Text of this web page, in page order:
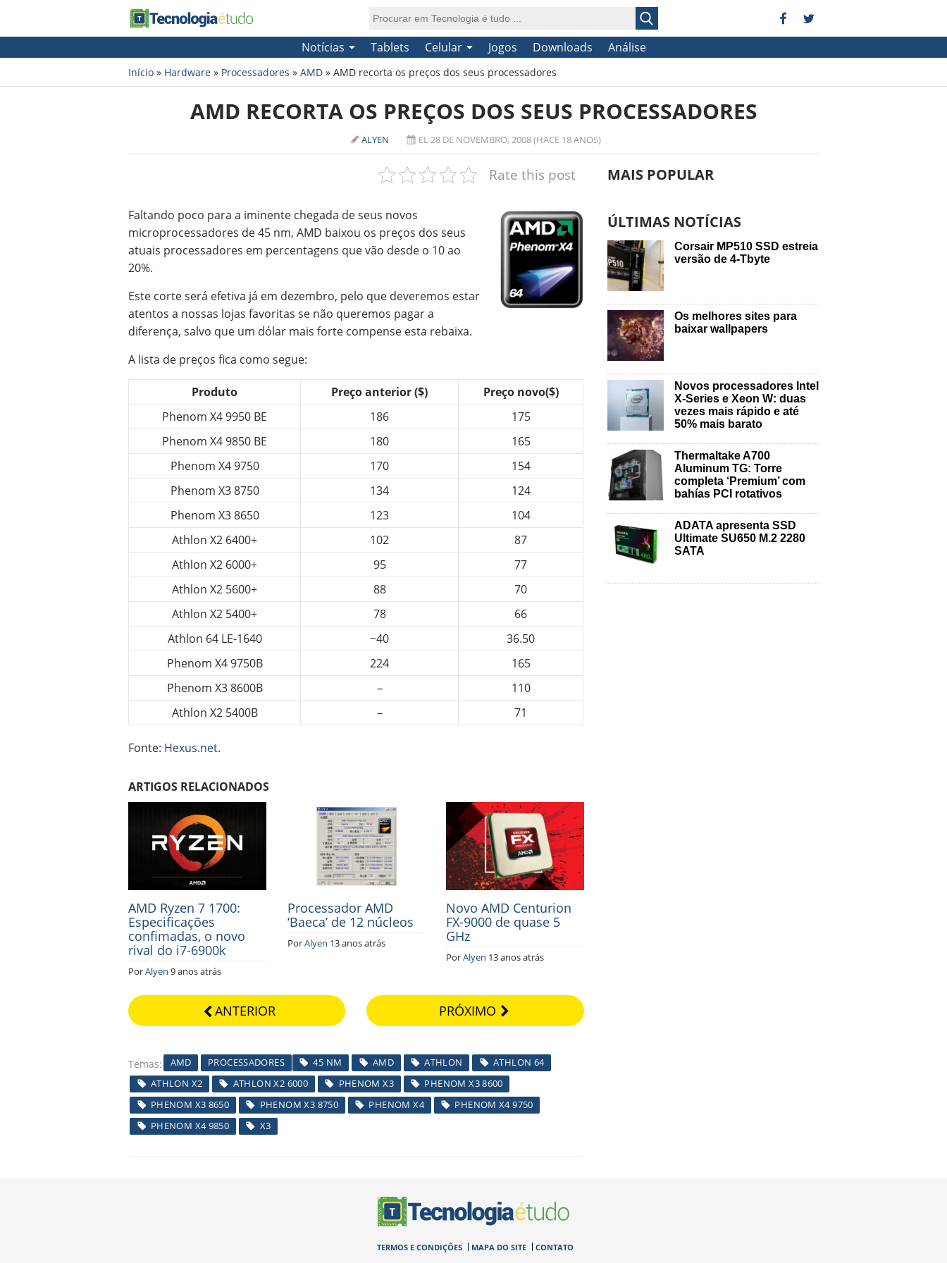
Notícias Tablets Celular Jogos Downloads Análise
Início » Hardware » Processadores » AMD » AMD recorta os preços dos seus processadores
AMD RECORTA OS PREÇOS DOS SEUS PROCESSADORES
ALYEN EL 28 DE NOVEMBRO, 2008 (HACE 18 ANOS)
Rate this post
Faltando poco para a iminente chegada de seus novos
microprocessadores de 45 nm, AMD baixou os preços dos seus
atuais processadores em percentagens que vão desde o 10 ao
20%.
Este corte será efetiva já em dezembro, pelo que deveremos estar
atentos a nossas lojas favoritas se não queremos pagar a
diferença, salvo que um dólar mais forte compense esta rebaixa.
A lista de preços fica como segue:
Produto Preço anterior ($)
Preço novo($)
Phenom X4 9950 BE
186
175
Phenom X4 9850 BE
180
165
Phenom X4 9750
170
154
Phenom X3 8750
134
124
Phenom X3 8650
123
104
Athlon X2 6400+
102
87
Athlon X2 6000+
95
77
Athlon X2 5600+
88
70
Athlon X2 5400+
78
66
Athlon 64 LE-1640
~40
36.50
Phenom X4 9750B
224
165
Phenom X3 8600B
–
110
Athlon X2 5400B
– 71
Fonte: Hexus.net.
ARTIGOS RELACIONADOS
AMD Ryzen 7 1700:
Especificações
confimadas, o novo
rival do i7-6900k
PorAlyen 9 anos atrás
Processador AMD
‘Baeca’ de 12 núcleos
PorAlyen 13 anos atrás
Novo AMD Centurion
FX-9000 de quase 5
GHz
PorAlyen 13 anos atrás
ANTERIOR PRÓXIMO
Temas AMD PROCESSADORES 45 NM AMD ATHLON
ATHLON 64
ATHLON X2
ATHLON X2 6000 PHENOM X3
PHENOM X3 8600
PHENOM X3 8650
PHENOM X3 8750 PHENOM X4
PHENOM X4 9750
PHENOM X4 9850
X3
MAIS POPULAR
ÚLTIMAS NOTÍCIAS
Corsair MP510 SSD estreia
versão de 4-Tbyte
Os melhores sites para
baixar wallpapers
Novos processadores Intel
X-Series e Xeon W: duas
vezes mais rápido e até
50% mais barato
Thermaltake A700
Aluminum TG: Torre
completa ‘Premium’ com
bahías PCI rotativos
ADATA apresenta SSD
Ultimate SU650 M.2 2280
SATA
TERMOS E CONDIÇÕES MAPA DO SITE CONTATO